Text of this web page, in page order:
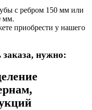
с ребром 150 мм или
мм.
приобрести у нашего
заказа, нужно: